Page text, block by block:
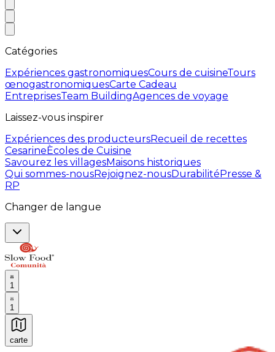
Catégories
Expériences gastronomiquesCours de cuisineTours
œnogastronomiquesCarte Cadeau
EntreprisesTeam BuildingAgences de voyage
Laissez-vous inspirer
Expériences des producteursRecueil de recettes
CesarineÈcoles de Cuisine
Savourez les villagesMaisons historiques
Qui sommes-nousRejoignez-nousDurabilitéPresse &
RP
Changer de langue
1
1
carte